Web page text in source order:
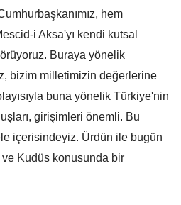
hem
i Aksa'yı kendi kutsal
Buraya yönelik
bizim milletimizin değerlerine
buna yönelik Türkiye'nin
girişimleri önemli. Bu
içerisindeyiz. Ürdün ile bugün
Kudüs konusunda bir